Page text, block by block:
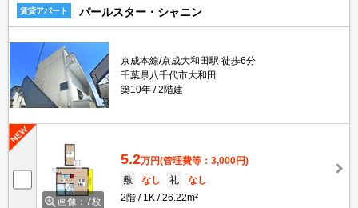
賃貸アパート パールスター・シャニン
京成本線/京成大和田駅 徒歩6分
千葉県八千代市大和田
築10年
2階建
画像：7枚
5.2万円(管理費等：3,000円)
敷
なし 礼
なし
2階
1K 26.22m²